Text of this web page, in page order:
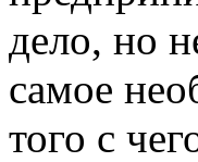
дело, но
самое
того с